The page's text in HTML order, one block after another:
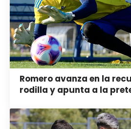
Romero avanza en la
rodilla y apunta a la